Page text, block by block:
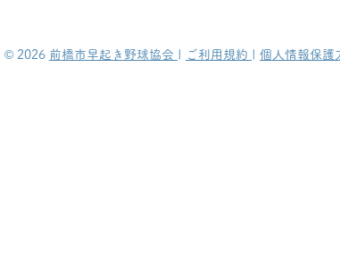
©︎ 2026 前橋市早起き野球協会 ご利用規約 個人情報保護